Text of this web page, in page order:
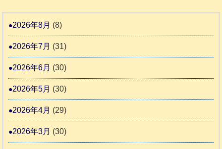
ッ
さ
記
4
ト
預
支
2026年8月 (8)
2026年7月 (31)
2026年6月 (30)
2026年5月 (30)
2026年4月 (29)
2026年3月 (30)